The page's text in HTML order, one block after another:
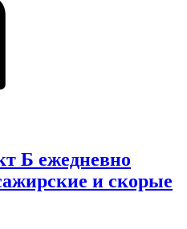
Б ежедневно
и скорые